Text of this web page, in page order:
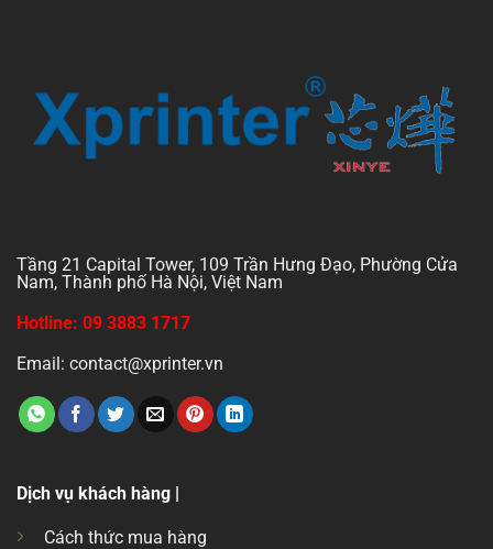
Tầng 21 Capital Tower, 109 Trần Hưng Đạo, Phường Cửa
Nam, Thành phố Hà Nội, Việt Nam
Hotline: 09 3883 1717
Email: contact@xprinter.vn
Dịch vụ khách hàng |
Cách thức mua hàng